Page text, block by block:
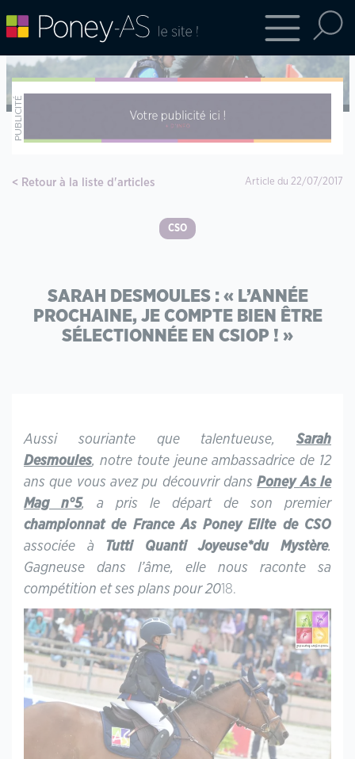
Retour à la liste d'articles Article du 22/07/2017
CSO
SARAH DESMOULES : « L’ANNÉE
PROCHAINE, JE COMPTE BIEN ÊTRE
SÉLECTIONNÉE EN CSIOP ! »
Aussi souriante que talentueuse, Sarah
Desmoules, notre toute jeune ambassadrice de 12
ans que vous avez pu découvrir dansPoney As le
Mag n°5, a pris le départ de son premier
championnat de France As Poney Elite de CSO
associée à Tutti Quanti Joyeuse*du Mystère.
Gagneuse dans l’âme, elle nous raconte sa
compétition et ses plans pour 2018.